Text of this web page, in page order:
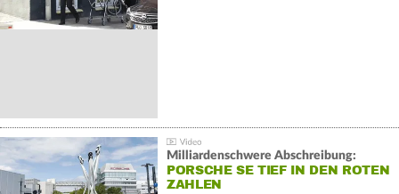
Milliardenschwere Abschreibung:
PORSCHE SE TIEF IN DEN ROTEN
ZAHLEN